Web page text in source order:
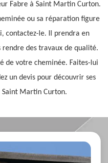
Fabre à Saint Martin Curton.
ou sa réparation figure
contactez-le. Il prendra en
des travaux de qualité.
de votre cheminée. Faites-lui
un devis pour découvrir ses
Saint Martin Curton.